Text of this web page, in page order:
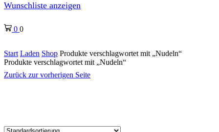
Wunschliste anzeigen
0 0
Start Laden Shop Produkte verschlagwortet mit „Nudeln“
Produkte verschlagwortet mit „Nudeln“
Zurück zur vorherigen Seite